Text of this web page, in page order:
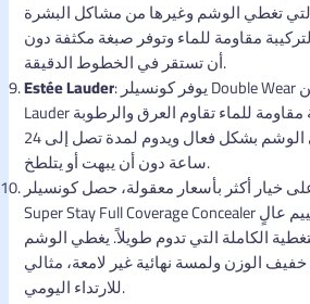
تغطي الوشم وغيرها من مشاكل البشرة
مقاومة للماء وتوفر صبغة مكثفة دون
أن تستقر في الخطوط الدقيقة.
Estée Lauder: يوفر كونسيلر Double Wear المقاوم للماء من Estée
Lauder تغطية كاملة وتركيبة مقاومة للماء تقاوم العرق والرطوبة
والانتقال. إنه يخفي الوشم بشكل فعال ويدوم لمدة تصل إلى 24
ساعة دون أن يبهت أو يتلطخ.
خيار أكثر بأسعار معقولة، حصل كونسيلر
Super Stay Full Coverage Concealer من مايبيلين على تقييم عالٍ
الكاملة التي تدوم طويلاً. يغطي الوشم
الوزن ولمسة نهائية غير لامعة، مثالي
للارتداء اليومي.